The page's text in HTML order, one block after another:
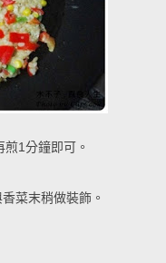
1分鐘即可。
菜末稍做裝飾。